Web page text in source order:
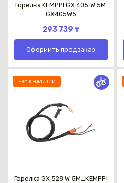
Горелка KEMPPI GX 405 W 5M
GX405W5
293 739 ₸
Оформить предзаказ
нет в наличии
Горелка GX 528 W 5M_KEMPPI